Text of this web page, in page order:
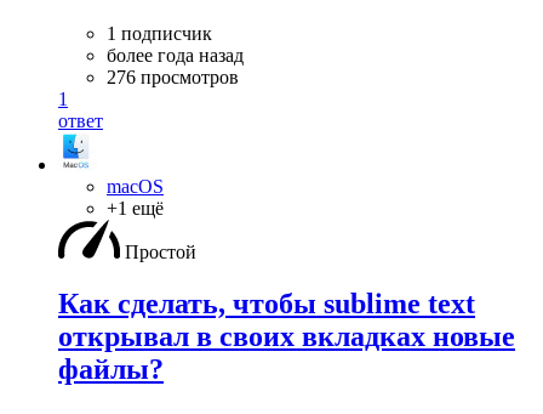
1 подписчик
более года назад
276 просмотров
1
ответ
macOS
+1 ещё
Простой
Как сделать, чтобы sublime text
открывал в своих вкладках новые
файлы?